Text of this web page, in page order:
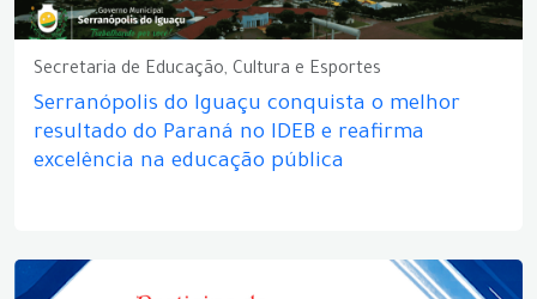
Secretaria de Educação, Cultura e Esportes
Serranópolis do Iguaçu conquista o melhor
resultado do Paraná no IDEB e reafirma
excelência na educação pública